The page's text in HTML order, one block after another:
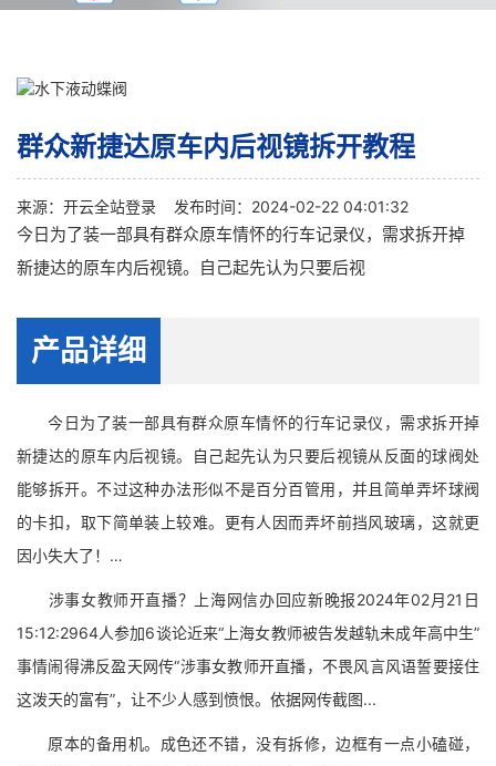
群众新捷达原车内后视镜拆开教程
来源： 开云全站登录 发布时间：2024-02-22 04:01:32
今日为了装一部具有群众原车情怀的行车记录仪，需求拆开掉
新捷达的原车内后视镜。自己起先认为只要后视
产品详细
今日为了装一部具有群众原车情怀的行车记录仪，需求拆开掉
新捷达的原车内后视镜。自己起先认为只要后视镜从反面的球阀处
能够拆开。不过这种办法形似不是百分百管用，并且简单弄坏球阀
的卡扣，取下简单装上较难。更有人因而弄坏前挡风玻璃，这就更
因小失大了！…
涉事女教师开直播？上海网信办回应新晚报2024年02月21日
15:12:2964人参加6谈论近来“上海女教师被告发越轨未成年高中生”
事情闹得沸反盈天网传“涉事女教师开直播，不畏风言风语誓要接住
这泼天的富有”，让不少人感到愤恨。依据网传截图...
原本的备用机。成色还不错，没有拆修，边框有一点小磕碰，